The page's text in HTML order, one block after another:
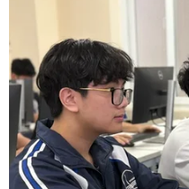
Không gian văn hóa Cồng
công nhận là Kiệt tác truyền
thế giới vào năm 2005,
sản văn hóa phi vật thể